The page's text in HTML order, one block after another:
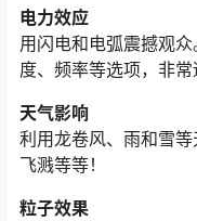
电力效应
用闪电和电弧震撼观
度、频率等选项，非常
天气影响
利用龙卷风、雨和雪
飞溅等等！
粒子效果